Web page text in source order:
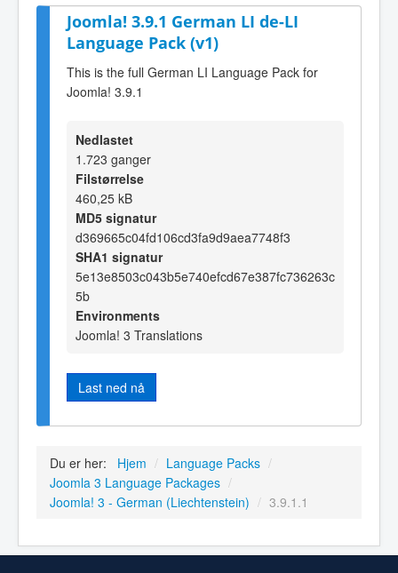
Joomla! 3.9.1 German LI de-LI
Language Pack (v1)
This is the full German LI Language Pack for
Joomla! 3.9.1
Nedlastet
1.723 ganger
Filstørrelse
460,25 kB
MD5 signatur
d369665c04fd106cd3fa9d9aea7748f3
SHA1 signatur
5e13e8503c043b5e740efcd67e387fc736263c
5b
Environments
Joomla! 3 Translations
Last ned nå
Du er her: Hjem / Language Packs /
Joomla 3 Language Packages /
Joomla! 3 - German (Liechtenstein) / 3.9.1.1